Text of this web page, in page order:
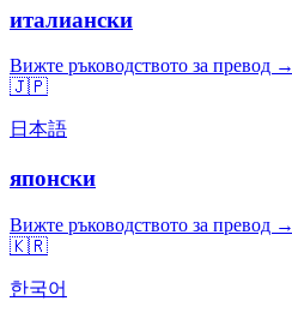
италиански
Вижте ръководството за превод →
🇯🇵
日本語
японски
Вижте ръководството за превод →
🇰🇷
한국어